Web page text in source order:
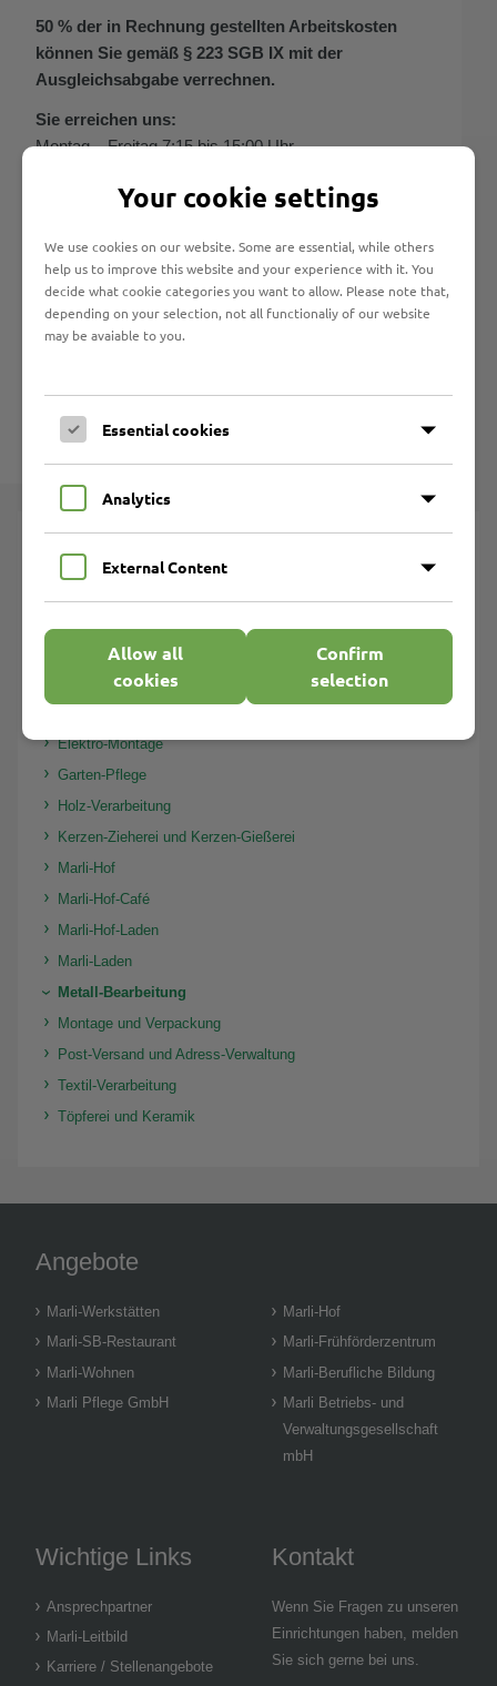
50 % der in Rechnung gestellten Arbeitskosten
können Sie gemäß § 223 SGB IX mit der
Ausgleichsabgabe verrechnen.
Sie erreichen uns:
Montag – Freitag 7:15 bis 15:00 Uhr
Marli GmbH
Werkstätten
Arnimstraße 95
23566 Lübeck
Metallbearbeitung
Herr Oliver Kurdinat
Telefax 0451 62 03 192
Arbeits-Plätze in unseren Werkstätten
Buch-Binderei
Copy-Shop
Elektro-Montage
Garten-Pflege
Holz-Verarbeitung
Kerzen-Zieherei und Kerzen-Gießerei
Marli-Hof
Marli-Hof-Café
Marli-Hof-Laden
Marli-Laden
Metall-Bearbeitung
Montage und Verpackung
Post-Versand und Adress-Verwaltung
Textil-Verarbeitung
Töpferei und Keramik
Angebote
Marli-Werkstätten
Marli-Hof
Marli-SB-Restaurant
Marli-Frühförderzentrum
Marli-Wohnen
Marli-Berufliche Bildung
Marli Pflege GmbH
Marli Betriebs- und
Verwaltungsgesellschaft
mbH
Wichtige Links
Ansprechpartner
Marli-Leitbild
Karriere / Stellenangebote
Kontakt
Wenn Sie Fragen zu unseren
Einrichtungen haben, melden
Sie sich gerne bei uns.
Your cookie settings
We use cookies on our website. Some are essential, while others
help us to improve this website and your experience with it. You
decide what cookie categories you want to allow. Please note that,
depending on your selection, not all functionaliy of our website
may be avaiable to you.
Essential cookies
Analytics
External Content
Allow all
cookies
Confirm
selection